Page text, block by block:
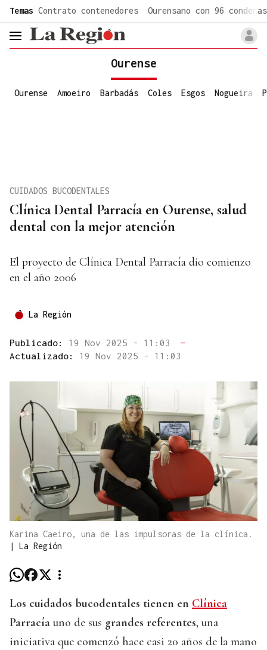
Temas Contrato contenedores Ourensano con 96 condenas
header.menu.open
Ourense
Ourense Amoeiro Barbadás Coles Esgos Nogueira
Clínica Dental Parracía en Ourense, salud
dental con la mejor atención
CUIDADOS BUCODENTALES
El proyecto de Clínica Dental Parracía dio comienzo
en el año 2006
La Región
Publicado: 19 Nov 2025 - 11:03
—
Actualizado: 19 Nov 2025 - 11:03
Karina Caeiro, una de las impulsoras de la clínica.
| La Región
Los cuidados bucodentales tienen en Clínica
Parracía uno de sus grandes referentes, una
iniciativa que comenzó hace casi 20 años de la mano